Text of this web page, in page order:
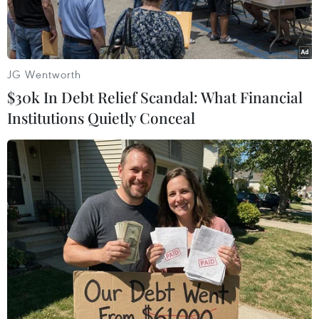
Tọa đàm có sự tham gia của các chuyên gia giáo dục trong và
ngoài nước. (Ảnh: PV/Vietnam+)
Sáng 25/10, Viện Khoa học Giáo dục Việt Nam
(Bộ Giáo dục và Đào tạo) đã phối hợp với Quỹ
Happy Lof School tổ chức Tọa đàm Trường học
JG Wentworth
$30k In Debt Relief Scandal: What Financial
Institutions Quietly Conceal